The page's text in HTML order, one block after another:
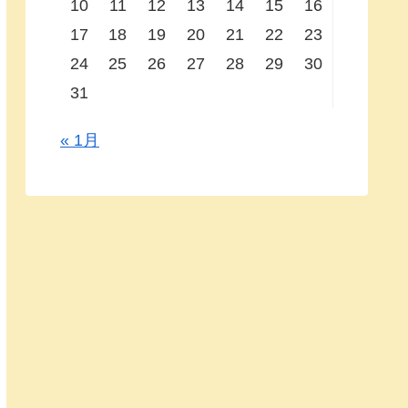
10 11 12 13 14 15
16
17
18 19 20 21 22
23
24
25 26 27 28 29
30
31
« 1月